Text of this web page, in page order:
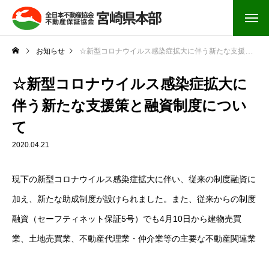
お知らせ ☆新型コロナウイルス感染症拡大に伴う新たな支援策と融資制度について
☆新型コロナウイルス感染症拡大に
伴う新たな支援策と融資制度につい
て
2020.04.21
現下の新型コロナウイルス感染症拡大に伴い、従来の制度融資に
加え、新たな助成制度が設けられました。また、従来からの制度
融資（セーフティネット保証5号）でも4月10日から建物売買
業、土地売買業、不動産代理業・仲介業等の主要な不動産関連業